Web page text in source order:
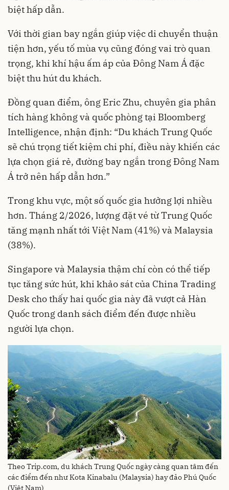
biệt hấp dẫn.
Với thời gian bay ngắn giúp việc di chuyển thuận
tiện hơn, yếu tố mùa vụ cũng đóng vai trò quan
trọng, khi khí hậu ấm áp của Đông Nam Á đặc
biệt thu hút du khách.
Đồng quan điểm, ông Eric Zhu, chuyên gia phân
tích hàng không và quốc phòng tại Bloomberg
Intelligence, nhận định: “Du khách Trung Quốc
sẽ chú trọng tiết kiệm chi phí, điều này khiến các
lựa chọn giá rẻ, đường bay ngắn trong Đông Nam
Á trở nên hấp dẫn hơn.”
Trong khu vực, một số quốc gia hưởng lợi nhiều
hơn. Tháng 2/2026, lượng đặt vé từ Trung Quốc
tăng mạnh nhất tới Việt Nam (41%) và Malaysia
(38%).
Singapore và Malaysia thậm chí còn có thể tiếp
tục tăng sức hút, khi khảo sát của China Trading
Desk cho thấy hai quốc gia này đã vượt cả Hàn
Quốc trong danh sách điểm đến được nhiều
người lựa chọn.
Theo Trip.com, du khách Trung Quốc ngày càng quan tâm đến
các điểm đến như Kota Kinabalu (Malaysia) hay đảo Phú Quốc
(Việt Nam)